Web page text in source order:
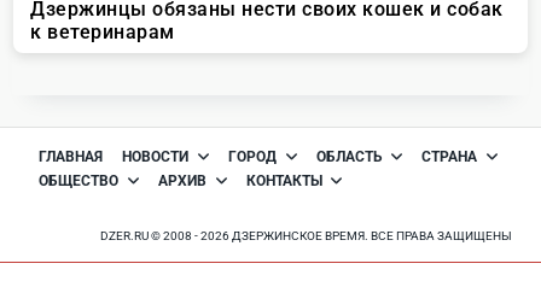
ГЛАВНАЯ НОВОСТИ ГОРОД ОБЛАСТЬ
СТРАНА
ОБЩЕСТВО
АРХИВ КОНТАКТЫ
DZER.RU © 2008 - 2026 ДЗЕРЖИНСКОЕ ВРЕМЯ. ВСЕ ПРАВА ЗАЩИЩЕНЫ